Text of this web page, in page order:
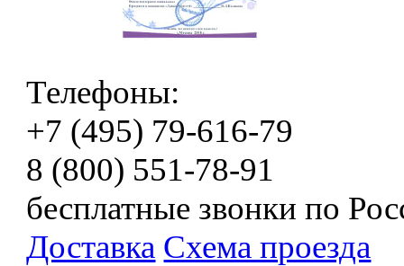
Телефоны:
+7 (495) 79-616-79
8 (800) 551-78-91
бесплатные звонки по
Доставка Схема проезда